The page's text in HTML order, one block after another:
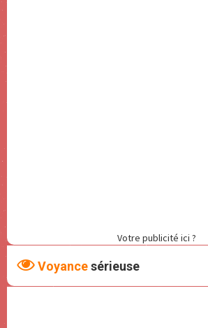
Votre publicité ici ?
Voyancesérieuse